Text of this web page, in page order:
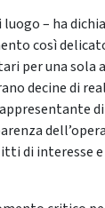
– ha
così
per una sola
decine di
di interesse e